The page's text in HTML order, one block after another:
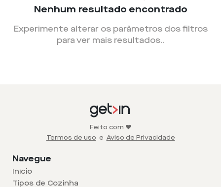
Nenhum resultado encontrado
Experimente alterar os parâmetros dos filtros
para ver mais resultados..
Feito com ❤️
Termos de uso e Aviso de Privacidade
Navegue
Início
Tipos de Cozinha